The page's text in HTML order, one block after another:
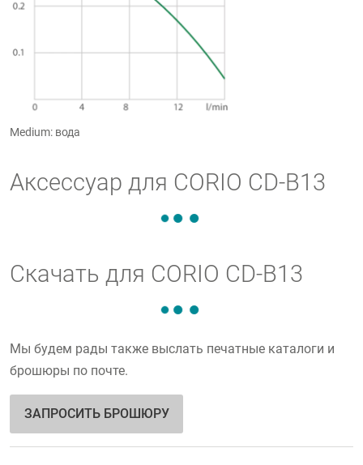
Medium: вода
Аксессуар для CORIO CD-B13
Скачать для CORIO CD-B13
Мы будем рады также выслать печатные каталоги и
брошюры по почте.
ЗАПРОСИТЬ БРОШЮРУ